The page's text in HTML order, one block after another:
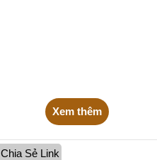
Xem thêm
Chia Sẻ Link